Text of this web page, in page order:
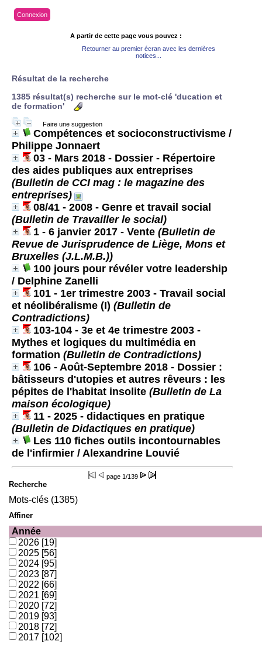
Connexion
A partir de cette page vous pouvez :
Retourner au premier écran avec les dernières
notices...
Résultat de la recherche
1385 résultat(s) recherche sur le mot-clé 'ducation et
de formation'
Faire une suggestion
Compétences et socioconstructivisme /
Philippe Jonnaert
03 - Mars 2018 - Dossier - Répertoire
des aides publiques aux entreprises
(Bulletin de CCI mag : le magazine des
entreprises)
08/41 - 2008 - Genre et travail social
(Bulletin de Travailler le social)
1 - 6 janvier 2017 - Vente (Bulletin de
Revue de Jurisprudence de Liège, Mons et
Bruxelles (J.L.M.B.))
100 jours pour révéler votre leadership
/ Delphine Zanelli
101 - 1er trimestre 2003 - Travail social
et néolibéralisme (I) (Bulletin de
Contradictions)
103-104 - 3e et 4e trimestre 2003 -
Mythes et logiques du multimédia en
formation (Bulletin de Contradictions)
106 - Août-Septembre 2018 - Dossier :
bâtisseurs d'utopies et autres rêveurs : les
pépites de l'habitat insolite (Bulletin de La
maison écologique)
11 - 2025 - didactiques en pratique
(Bulletin de Didactiques en pratique)
Les 110 fiches outils incontournables
de l'infirmier / Alexandrine Louvié
page 1/139
Recherche
Mots-clés (1385)
Affiner
Année
2026 [19]
2025 [56]
2024 [95]
2023 [87]
2022 [66]
2021 [69]
2020 [72]
2019 [93]
2018 [72]
2017 [102]